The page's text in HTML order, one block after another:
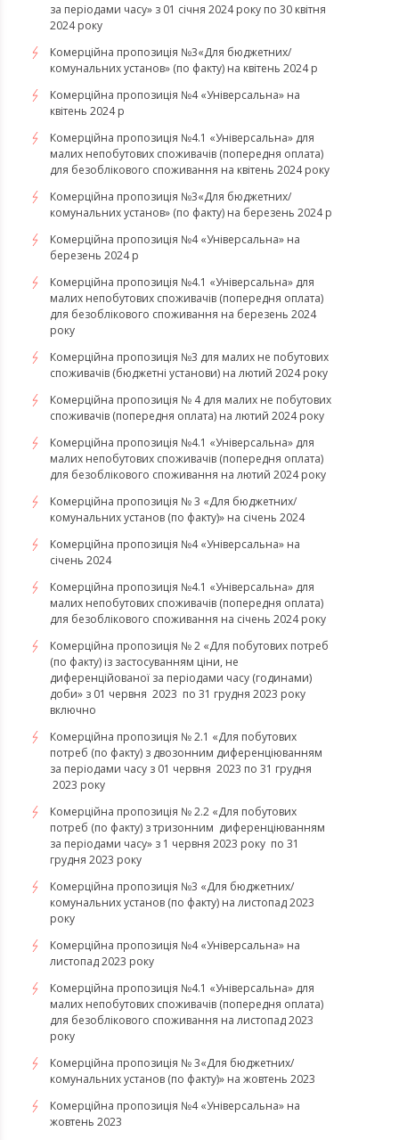
за періодами часу» з 01 січня 2024 року по 30 квітня
2024 року
Комерційна пропозиція №3«Для бюджетних/
комунальних установ» (по факту) на квітень 2024 р
Комерційна пропозиція №4 «Універсальна» на
квітень 2024 р
Комерційна пропозиція №4.1 «Універсальна» для
малих непобутових споживачів (попередня оплата)
для безоблікового споживання на квітень 2024 року
Комерційна пропозиція №3«Для бюджетних/
комунальних установ» (по факту) на березень 2024 р
Комерційна пропозиція №4 «Універсальна» на
березень 2024 р
Комерційна пропозиція №4.1 «Універсальна» для
малих непобутових споживачів (попередня оплата)
для безоблікового споживання на березень 2024
року
Комерційна пропозиція №3 для малих не побутових
споживачів (бюджетні установи) на лютий 2024 року
Комерційна пропозиція № 4 для малих не побутових
споживачів (попередня оплата) на лютий 2024 року
Комерційна пропозиція №4.1 «Універсальна» для
малих непобутових споживачів (попередня оплата)
для безоблікового споживання на лютий 2024 року
Комерційна пропозиція № 3 «Для бюджетних/
комунальних установ (по факту)» на січень 2024
Комерційна пропозиція №4 «Універсальна» на
січень 2024
Комерційна пропозиція №4.1 «Універсальна» для
малих непобутових споживачів (попередня оплата)
для безоблікового споживання на січень 2024 року
Комерційна пропозиція № 2 «Для побутових потреб
(по факту) із застосуванням ціни, не
диференційованої за періодами часу (годинами)
доби» з 01 червня 2023 по 31 грудня 2023 року
включно
Комерційна пропозиція № 2.1 «Для побутових
потреб (по факту) з двозонним диференціюванням
за періодами часу з 01 червня 2023 по 31 грудня
2023 року
Комерційна пропозиція № 2.2 «Для побутових
потреб (по факту) з тризонним диференціюванням
за періодами часу» з 1 червня 2023 року по 31
грудня 2023 року
Комерційна пропозиція №3 «Для бюджетних/
комунальних установ (по факту) на листопад 2023
року
Комерційна пропозиція №4 «Універсальна» на
листопад 2023 року
Комерційна пропозиція №4.1 «Універсальна» для
малих непобутових споживачів (попередня оплата)
для безоблікового споживання на листопад 2023
року
Комерційна пропозиція № 3«Для бюджетних/
комунальних установ (по факту)» на жовтень 2023
Комерційна пропозиція №4 «Універсальна» на
жовтень 2023